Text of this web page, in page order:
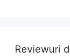
Reviewuri